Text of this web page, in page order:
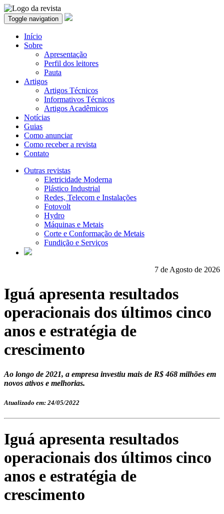
Toggle navigation
Início
Sobre
Apresentação
Perfil dos leitores
Pauta
Artigos
Artigos Técnicos
Informativos Técnicos
Artigos Acadêmicos
Notícias
Guias
Como anunciar
Como receber a revista
Contato
Outras revistas
Eletricidade Moderna
Plástico Industrial
Redes, Telecom e Instalações
Fotovolt
Hydro
Máquinas e Metais
Corte e Conformação de Metais
Fundição e Serviços
7 de Agosto de 2026
Iguá apresenta resultados
operacionais dos últimos cinco
anos e estratégia de
crescimento
Ao longo de 2021, a empresa investiu mais de R$ 468 milhões em
novos ativos e melhorias.
Atualizado em: 24/05/2022
Iguá apresenta resultados
operacionais dos últimos cinco
anos e estratégia de
crescimento